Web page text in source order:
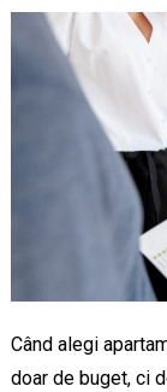
Când alegi
doar de buget, ci